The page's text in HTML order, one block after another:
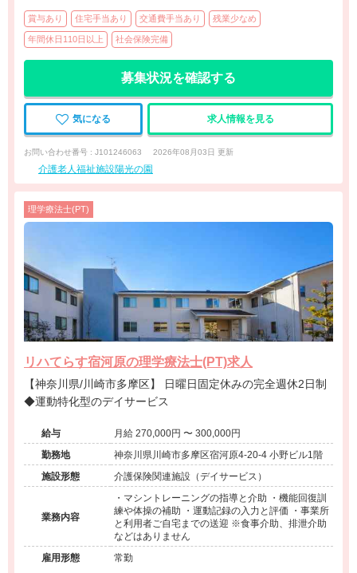
賞与あり 住宅手当あり 交通費手当あり 残業少なめ
年間休日110日以上 社会保険完備
募集状況を確認する
気になる 求人情報を見る
お問い合わせ番号 : J101246063 2026年08月03日 更新
介護老人福祉施設陽光の園
理学療法士(PT)
リハてらす宿河原の理学療法士(PT)求人
【神奈川県/川崎市多摩区】 日曜日固定休みの完全週休2日制
◆運動特化型のデイサービス
給与
月給 270,000円 〜 300,000円
勤務地
神奈川県川崎市多摩区宿河原4-20-4 小野ビル1階
施設形態
介護保険関連施設（デイサービス）
業務内容
・マシントレーニングの指導と介助 ・機能回復訓
練や体操の補助 ・運動記録の入力と評価 ・事業所
と利用者ご自宅までの送迎 ※食事介助、排泄介助
などはありません
雇用形態
常勤